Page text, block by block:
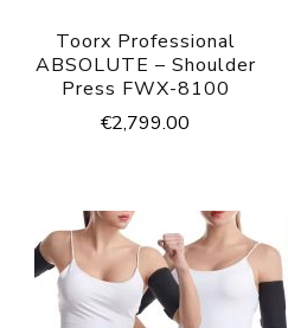
Toorx Professional
ABSOLUTE – Shoulder
Press FWX-8100
€2,799.00